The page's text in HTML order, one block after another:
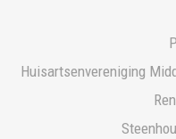
Huisartsenvereniging